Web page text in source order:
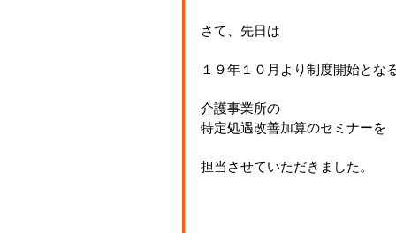
さて、先日は
１９年１０月より制度開始とな
介護事業所の
特定処遇改善加算のセミナーを
担当させていただきました。